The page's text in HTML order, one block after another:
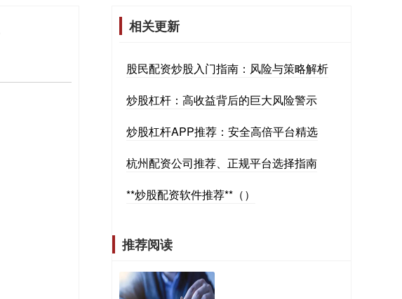
相关更新
股民配资炒股入门指南：风险与策略解析
炒股杠杆：高收益背后的巨大风险警示
炒股杠杆APP推荐：安全高倍平台精选
杭州配资公司推荐、正规平台选择指南
**炒股配资软件推荐**（）
推荐阅读